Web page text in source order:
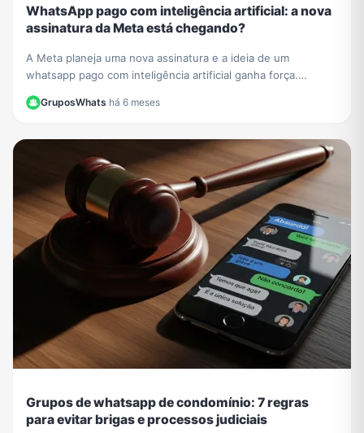
WhatsApp pago com inteligência artificial: a nova
assinatura da Meta está chegando?
A Meta planeja uma nova assinatura e a ideia de um
whatsapp pago com inteligência artificial ganha força.
GruposWhats·há 6 meses
Grupos de whatsapp de condomínio: 7 regras
para evitar brigas e processos judiciais